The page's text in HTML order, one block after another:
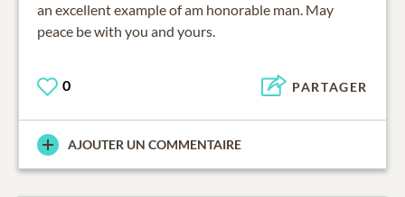
an excellent example of am honorable man. May
peace be with you and yours.
0 PARTAGER
AJOUTER UN COMMENTAIRE